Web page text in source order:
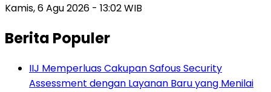
Kamis, 6 Agu 2026 - 13:02 WIB
Berita Populer
IIJ Memperluas Cakupan Safous Security
Assessment dengan Layanan Baru yang Menilai